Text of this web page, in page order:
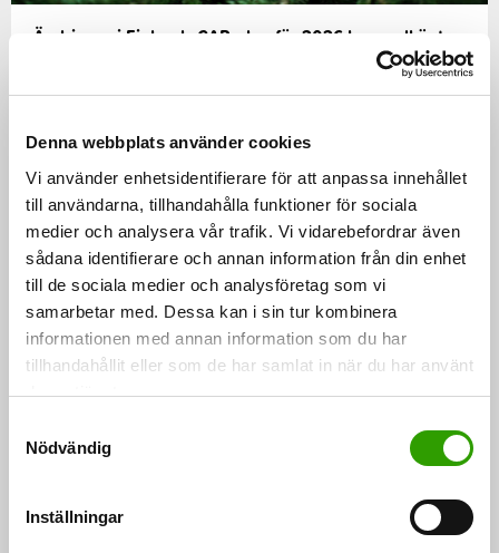
Denna webbplats använder cookies
Vi använder enhetsidentifierare för att anpassa innehållet
till användarna, tillhandahålla funktioner för sociala
medier och analysera vår trafik. Vi vidarebefordrar även
sådana identifierare och annan information från din enhet
till de sociala medier och analysföretag som vi
samarbetar med. Dessa kan i sin tur kombinera
informationen med annan information som du har
tillhandahållit eller som de har samlat in när du har använt
deras tjänster.
Nödvändig
Inställningar
Ändringar i Finlands CAP-plan för 2026 har godkänts
Kommissionen har godkänt den 2 oktober 2025
ändringarna i Finlands CAP-plan för 2026. De
06.10.2025
Mat